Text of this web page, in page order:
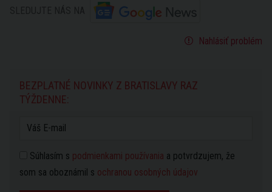
Nahlásiť problém
BEZPLATNÉ NOVINKY Z BRATISLAVY RAZ
TÝŽDENNE:
Súhlasím s podmienkami používania a potvrdzujem, že
som sa oboznámil s ochranou osobných údajov